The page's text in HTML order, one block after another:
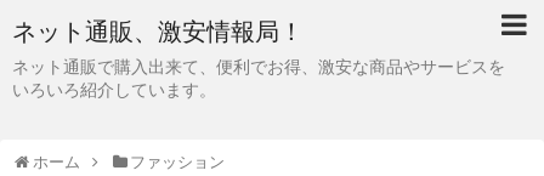
ネット通販、激安情報局！
ネット通販で購入出来て、便利でお得、激安な商品やサービスを
いろいろ紹介しています。
ホーム ファッション